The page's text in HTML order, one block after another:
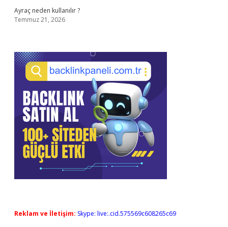
Ayraç neden kullanılır ?
Temmuz 21, 2026
Reklam ve İletişim: Skype: live:.cid.575569c608265c69